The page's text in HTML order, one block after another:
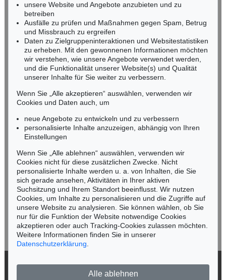
Miriam Heß
Tel.: +49 (0)62 21 58 80-038
Fax: +49 (0)62 21 58 80-595
infoheidelberg@kettererkunst.de
NORDDEUTSCHLAND
Nico Kassel, M.A.
Mobil: +49 (0)171 8618661
n.kassel@kettererkunst.de
Keine Auktion mehr verpassen!
Wir informieren Sie rechtzeitig.
Jetzt zum Newsletter anmelden >
unsere Website und Angebote anzubieten und zu
betreiben
Ausfälle zu prüfen und Maßnahmen gegen Spam, Betrug
und Missbrauch zu ergreifen
Daten zu Zielgruppeninteraktionen und Websitestatistiken
zu erheben. Mit den gewonnenen Informationen möchten
wir verstehen, wie unsere Angebote verwendet werden,
und die Funktionalität unserer Website(s) und Qualität
unserer Inhalte für Sie weiter zu verbessern.
Wenn Sie „Alle akzeptieren“ auswählen, verwenden wir
Cookies und Daten auch, um
neue Angebote zu entwickeln und zu verbessern
personalisierte Inhalte anzuzeigen, abhängig von Ihren
Einstellungen
Wenn Sie „Alle ablehnen“ auswählen, verwenden wir
Cookies nicht für diese zusätzlichen Zwecke. Nicht
personalisierte Inhalte werden u. a. von Inhalten, die Sie
sich gerade ansehen, Aktivitäten in Ihrer aktiven
Suchsitzung und Ihrem Standort beeinflusst. Wir nutzen
Cookies, um Inhalte zu personalisieren und die Zugriffe auf
unsere Website zu analysieren. Sie können wählen, ob Sie
nur für die Funktion der Website notwendige Cookies
akzeptieren oder auch Tracking-Cookies zulassen möchten.
Weitere Informationen finden Sie in unserer
Datenschutzerklärung
Alle ablehnen